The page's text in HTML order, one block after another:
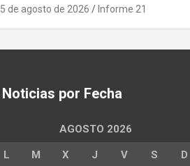
5 de agosto de 2026 Informe 21
Noticias por Fecha
AGOSTO 2026
L M X J V S D